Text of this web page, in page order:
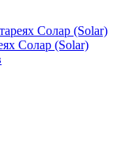
Солар (Solar)
Солар (Solar)